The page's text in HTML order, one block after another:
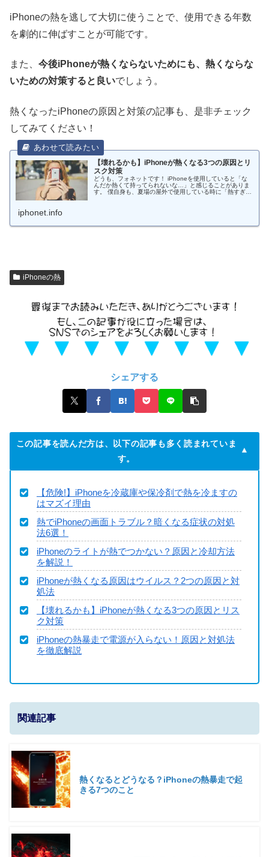
iPhoneの熱を逃して大切に使うことで、使用できる年数
を劇的に伸ばすことが可能です。
また、 今後iPhoneが熱くならないためにも、熱くならな
いための対策すると良いでしょう。
熱くなったiPhoneの原因と対策の記事も、是非チェック
してみてください！
【壊れるかも】iPhoneが熱くなる3つの原因とリ
スク対策
どうも、フォネットです！ iPhoneを使用していると「な
んだか熱くて持ってられないな…」と感じることがありま
す。 僕自身も、夏場の屋外で使用している時に「熱すぎな
iphonet.info
iPhoneの熱
シェアする
この記事を読んだ方は、以下の記事も多く読まれていま
す。
【危険!】iPhoneを冷蔵庫や保冷剤で熱を冷ますの
はマズイ理由
熱でiPhoneの画面トラブル？暗くなる症状の対処
法6選！
iPhoneのライトが熱でつかない？原因と冷却方法
を解説！
iPhoneが熱くなる原因はウイルス？2つの原因と対
処法
【壊れるかも】iPhoneが熱くなる3つの原因とリス
ク対策
iPhoneの熱暴走で電源が入らない！原因と対処法
を徹底解説
関連記事
熱くなるとどうなる？iPhoneの熱暴走で起
きる7つのこと